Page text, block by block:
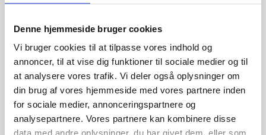
Denne hjemmeside bruger cookies
Vi bruger cookies til at tilpasse vores indhold og
annoncer, til at vise dig funktioner til sociale medier og til
at analysere vores trafik. Vi deler også oplysninger om
din brug af vores hjemmeside med vores partnere inden
for sociale medier, annonceringspartnere og
analysepartnere. Vores partnere kan kombinere disse
Alternative varer
000625048
DN40 48,3 Halsflange (S-2,6)
EN 1092-1 T:11 B1 PN10-40
P250GH 1.0460